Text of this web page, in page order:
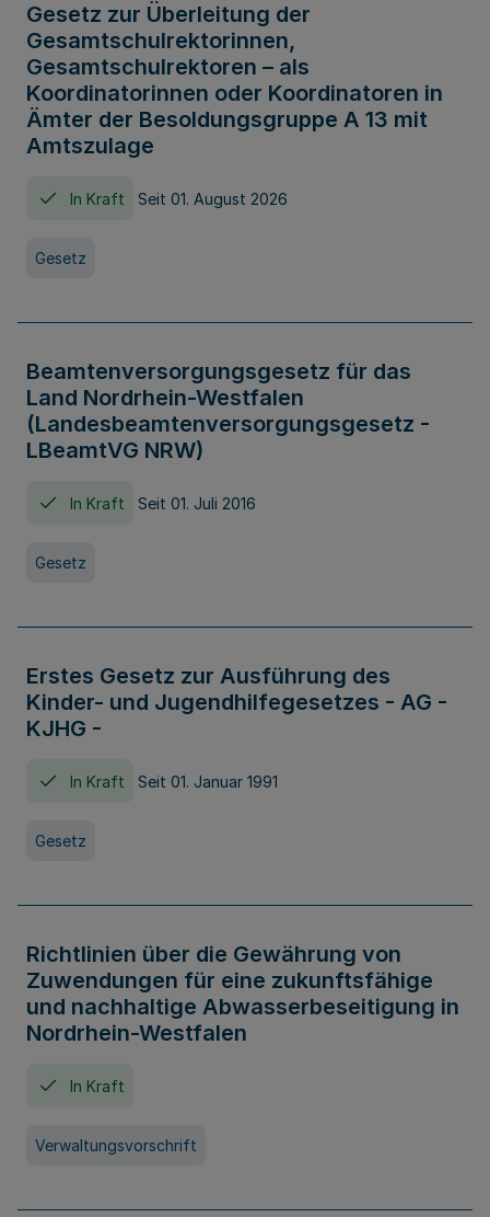
Gesetz zur Überleitung der
Gesamtschulrektorinnen,
Gesamtschulrektoren – als
Koordinatorinnen oder Koordinatoren in
Ämter der Besoldungsgruppe A 13 mit
Amtszulage
In Kraft Seit 01. August 2026
Gesetz
Beamtenversorgungsgesetz für das
Land Nordrhein-Westfalen
(Landesbeamtenversorgungsgesetz -
LBeamtVG NRW)
In Kraft Seit 01. Juli 2016
Gesetz
Erstes Gesetz zur Ausführung des
Kinder- und Jugendhilfegesetzes - AG -
KJHG -
In Kraft Seit 01. Januar 1991
Gesetz
Richtlinien über die Gewährung von
Zuwendungen für eine zukunftsfähige
und nachhaltige Abwasserbeseitigung in
Nordrhein-Westfalen
In Kraft
Verwaltungsvorschrift